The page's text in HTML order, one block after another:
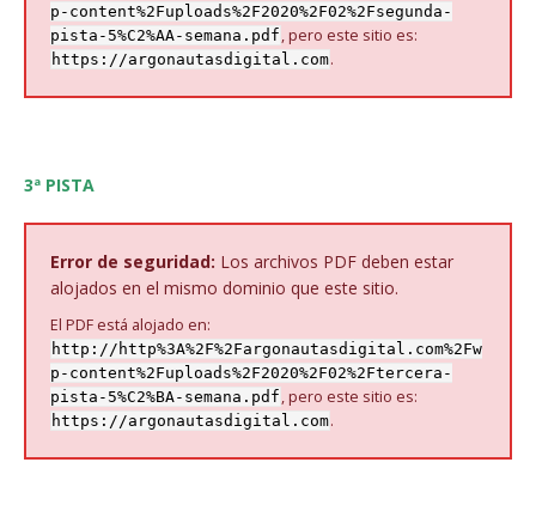
p-content%2Fuploads%2F2020%2F02%2Fsegunda-
pista-5%C2%AA-semana.pdf , pero este sitio es:
https://argonautasdigital.com.
3ª PISTA
Error de seguridad: Los archivos PDF deben estar
alojados en el mismo dominio que este sitio.
El PDF está alojado en:
http://http%3A%2F%2Fargonautasdigital.com%2Fw
p-content%2Fuploads%2F2020%2F02%2Ftercera-
pista-5%C2%BA-semana.pdf , pero este sitio es:
https://argonautasdigital.com.